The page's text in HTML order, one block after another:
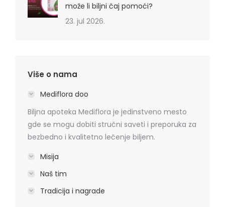
može li biljni čaj pomoći?
23. jul 2026.
Više o nama
Mediflora doo
Biljna apoteka Mediflora je jedinstveno mesto
gde se mogu dobiti stručni saveti i preporuka za
bezbedno i kvalitetno lečenje biljem.
Misija
Naš tim
Tradicija i nagrade